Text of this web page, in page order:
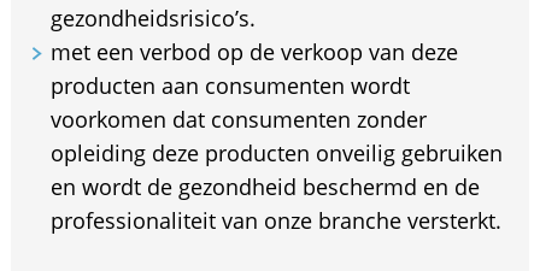
gezondheidsrisico’s.
met een verbod op de verkoop van deze
producten aan consumenten wordt
voorkomen dat consumenten zonder
opleiding deze producten onveilig gebruiken
en wordt de gezondheid beschermd en de
professionaliteit van onze branche versterkt.